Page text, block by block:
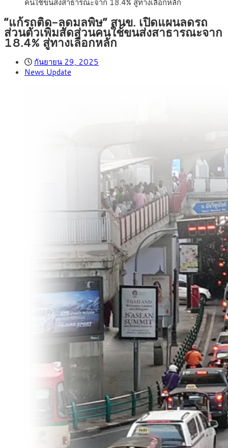
กฎหมายเข้าข่ายสุ่มเสี่ยงนอมินี
32.80-33.40 ลุ้นเงินเฟ้อสหรัฐฯหลังจ้างงานแผ่ว
สิงหาคม 6, 2026 บีโอไอขานรับระเบียบใหม่ Data Center เดินหน้า
ปรับเกณฑ์ คัดเข้มโครงการตอบโจทย์ประเทศ
“แก้รถติด-ลดมลพิษ” สนข. เปิดแผนลดรถ
ส่วนตัวเพิ่มสัดส่วนคนใช้ขนส่งสาธารณะจาก
18.4% สู่ทางเลือกหลัก
กันยายน 29, 2025
News Update